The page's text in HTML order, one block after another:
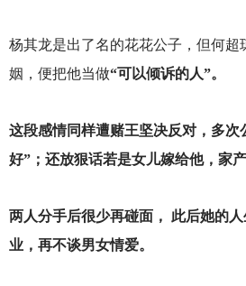
杨其龙是出了名的花花公子，但何超
姻，便把他当做“可以倾诉的人”。
这段感情同样遭赌王坚决反对，多次
好”；还放狠话若是女儿嫁给他，家
两人分手后很少再碰面， 此后她的
业，再不谈男女情爱。